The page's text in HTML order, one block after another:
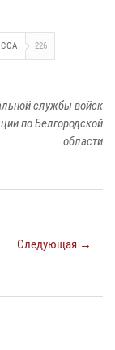
226
службы войск
по Белгородской
области
Следующая →